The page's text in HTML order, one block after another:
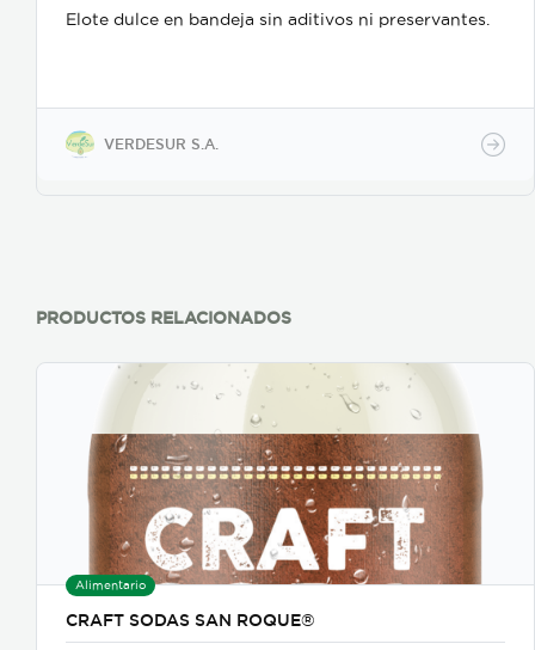
Elote dulce en bandeja sin aditivos ni preservantes.
VERDESUR S.A.
PRODUCTOS RELACIONADOS
Alimentario
CRAFT SODAS SAN ROQUE®